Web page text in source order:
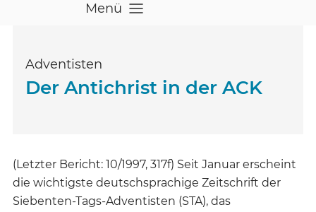
Menü
Menü öffnen
Adventisten
Der Antichrist in der ACK
(Letzter Bericht: 10/1997, 317f) Seit Januar erscheint
die wichtigste deutschsprachige Zeitschrift der
Siebenten-Tags-Adventisten (STA), das